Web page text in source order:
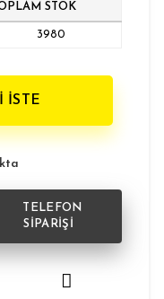
STOK
3980
İSTE
TELEFON
SIPARIŞI